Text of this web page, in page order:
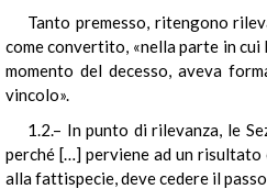
Tanto premesso, ritengono
come convertito, «nella parte in
momento del decesso, aveva
vincolo».
1.2.– In punto di rilevanza, le
perché […] perviene ad un risultato
alla fattispecie, deve cedere il